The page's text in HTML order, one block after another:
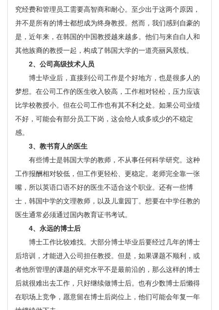
究经费和管理员工需要高智商和耐心。至少出于这两个原因，
并不是所有的博士都想成为终身教授。然而，我们感到自豪的
是，近年来，在韩国的中国教授越来越多。他们与来自白人和
其他族裔的教授一起，构成了韩国大学的一道亮丽风景线。
2、公司高级技术人员
博士毕业后，直接到公司工作是个好地方，也是很多人的
梦想。在公司工作的医生收入较高，工作相对轻松，压力应该
比学校教授小。但在公司工作也有其不利之处。如果公司业绩
不好，可能会有部分员工下岗，这会给人或多或少的不稳定
感。
3、教书育人的医生
有些博士是韩国大学的教师，不从事任何科学研究。这种
工作报酬相对较低，但工作更轻松、更稳定。老师完全靠一张
嘴，所以英语口语不好的医生不适合这个职业。还有一些博
士，韩国中学的文理教师，以及儿童园丁。想要在中学任教的
医生通常必须通过国内教育证书考试。
4、永远的博士后
博士工作比较难找。大部分博士毕业后要经过几年的博士
后培训，才能进入公司担任教授。但是，如果课题不顺利，或
者他所管理的课题的研究水平不是最前沿的，那么这样的博士
后就很难出去工作，只好继续做博士后。也有少数博士后懒得
在职场上竞争，愿意留在博士后岗位上，他们可能会年复一年